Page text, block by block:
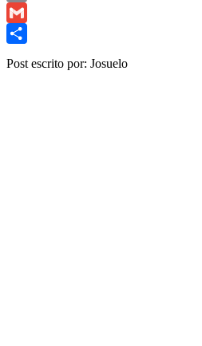
Copy
Link
Gmail
Post escrito por: Josuelo